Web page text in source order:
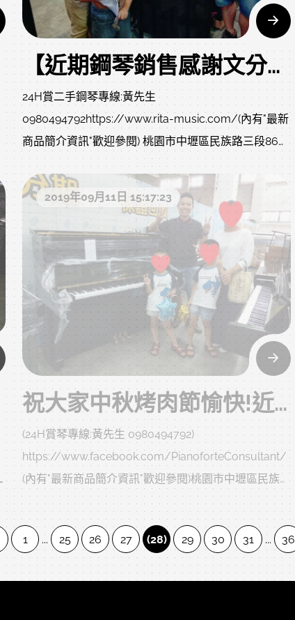
學生家長，以後不必再用電子琴和租借琴房了，在家裡
隨時想彈都沒問題。
【近期鋼琴銷售感謝文分享】
24H賞二手鋼琴專線:黃先生
0980494792https://www.rita-music.com/(內有"最新
商品簡介資訊"歡迎參閱) 桃園市中壢區民族路三段86巷
15號避免您直接前來，沒人在或門沒開白跑一趟，請先
來電與小弟確認。小弟line無設ID，直接搜尋手機號
碼，讓您方便尋找及詢問，有問題歡迎隨時與小弟聯繫
哦!
2019年09月11日 15:17:23
祝大家中秋烤肉節愉快!近期感謝文分享:
(24H賞琴專線:黃先生 0980494792)
https://www.facebook.com/PianoforteConsultant/
(內有"最新商品簡介資訊"歡迎參閱)桃園市中壢區民族路
三段86巷15號
避免您直接前來，沒人在或門沒開白跑一趟，請先來電
與小弟確認。
小弟line無設ID，直接搜尋手機號碼，讓您方便尋找及
1 ... 25 26 27 (28) 29 30 31 ... 36